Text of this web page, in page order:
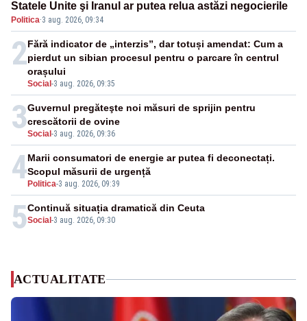
Statele Unite şi Iranul ar putea relua astăzi negocierile
Politica·3 aug. 2026, 09:34
2
Social -3 aug. 2026, 09:35
Fără indicator de „interzis”, dar totuși amendat: Cum a
pierdut un sibian procesul pentru o parcare în centrul
orașului
3Social -3 aug. 2026, 09:36
Guvernul pregăteşte noi măsuri de sprijin pentru
crescătorii de ovine
4 Politica-3 aug. 2026, 09:39
Marii consumatori de energie ar putea fi deconectați.
Scopul măsurii de urgență
5Social -3 aug. 2026, 09:30
Continuă situația dramatică din Ceuta
ACTUALITATE